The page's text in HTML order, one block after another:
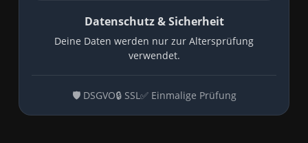
Datenschutz & Sicherheit
Deine Daten werden nur zur Altersprüfung
verwendet.
🛡️ DSGVO🔒 SSL✅ Einmalige Prüfung